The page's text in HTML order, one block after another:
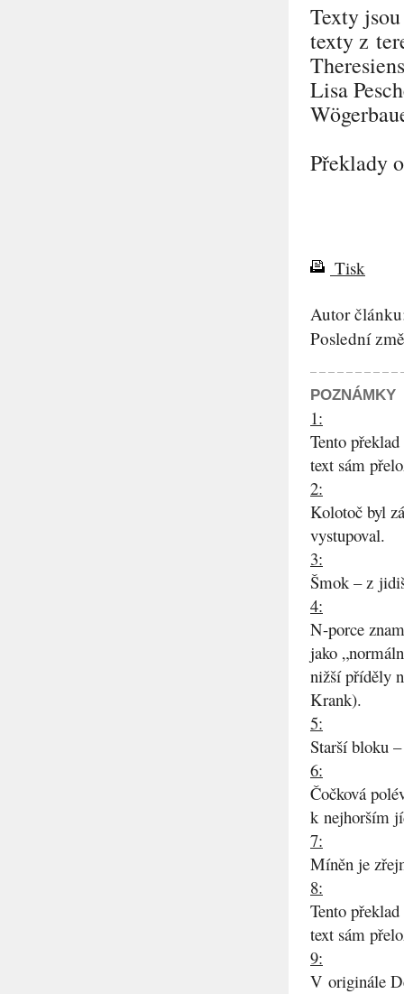
Texty
texty z
Lisa
Překlady
Tisk
Autor
Poslední
POZNÁMKY
1:
Tento
text sám
2:
Kolotoč byl
vystupoval.
3:
Šmok – z
4:
N-porce
jako
nižší příděly
Krank).
5:
Starší bloku
6:
Čočková
k nejhorším
7:
Míněn je
8:
Tento
text sám
9:
V originále